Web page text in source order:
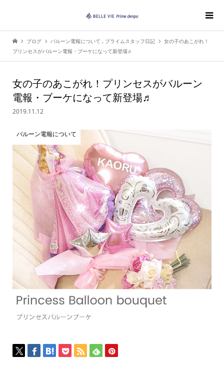
ブログ バルーン電報について , プライムスタッフ日記
女の子のあこがれ！
プリンセスがバルーン電報・ブーケになって新登場♬
女の子のあこがれ！プリンセスがバルーン
電報・ブーケになって新登場♬
2019.11.12
バルーン電報について